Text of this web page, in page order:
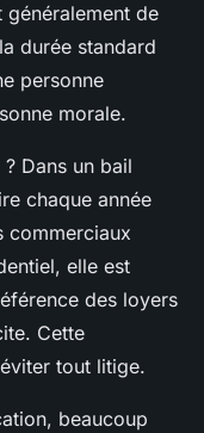
généralement de
durée standard
personne
morale.
Dans un bail
chaque année
commerciaux
elle est
des loyers
Cette
tout litige.
beaucoup